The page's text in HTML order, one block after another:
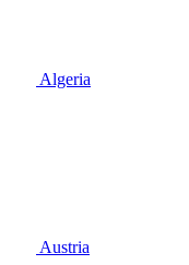
Algeria
Austria